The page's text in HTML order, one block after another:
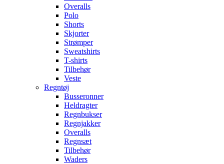
Overalls
Polo
Shorts
Skjorter
Strømper
Sweatshirts
T-shirts
Tilbehør
Veste
Regntøj
Busseronner
Heldragter
Regnbukser
Regnjakker
Overalls
Regnsæt
Tilbehør
Waders